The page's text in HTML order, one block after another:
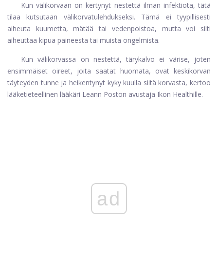
Kun välikorvaan on kertynyt nestettä ilman infektiota, tätä
tilaa kutsutaan välikorvatulehdukseksi. Tämä ei tyypillisesti
aiheuta kuumetta, mätää tai vedenpoistoa, mutta voi silti
aiheuttaa kipua paineesta tai muista ongelmista.
Kun välikorvassa on nestettä, tärykalvo ei värise, joten
ensimmäiset oireet, joita saatat huomata, ovat keskikorvan
täyteyden tunne ja heikentynyt kyky kuulla siitä korvasta, kertoo
lääketieteellinen lääkäri Leann Poston avustaja Ikon Healthille.
ad